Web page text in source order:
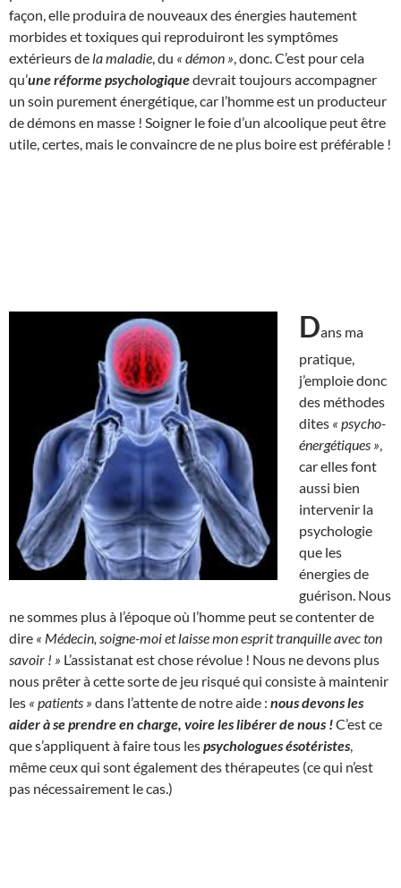
façon, elle produira de nouveaux des énergies hautement
morbides et toxiques qui reproduiront les symptômes
extérieurs de la maladie , du « démon » , donc. C’est pour cela
qu’une réforme psychologiquedevrait toujours accompagner
un soin purement énergétique, car l’homme est un producteur
de démons en masse ! Soigner le foie d’un alcoolique peut être
utile, certes, mais le convaincre de ne plus boire est préférable !
Dans ma
pratique,
j’emploie donc
des méthodes
dites « psycho-
énergétiques »
car elles font
aussi bien
intervenir la
psychologie
que les
énergies de
guérison. Nous
ne sommes plus à l’époque où l’homme peut se contenter de
dire « Médecin, soigne-moi et laisse mon esprit tranquille avec ton
savoir ! » L’assistanat est chose révolue ! Nous ne devons plus
nous prêter à cette sorte de jeu risqué qui consiste à maintenir
les « patients » dans l’attente de notre aide : nous devons les
aider à se prendre en charge, voire les libérer de nous !C’est ce
que s’appliquent à faire tous lespsychologues ésotéristes
même ceux qui sont également des thérapeutes (ce qui n’est
pas nécessairement le cas.)